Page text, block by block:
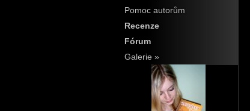
Pomoc autorům
Recenze
Fórum
Galerie »